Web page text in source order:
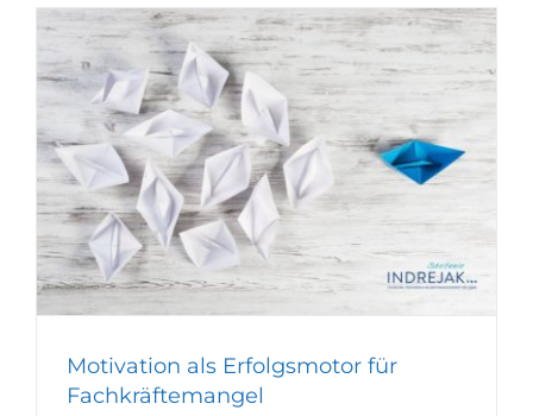
Motivation als Erfolgsmotor für
Fachkräftemangel